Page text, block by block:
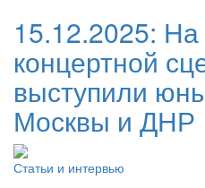
15.12.2025: На
концертной
выступили
Москвы и ДНР
Статьи и интервью